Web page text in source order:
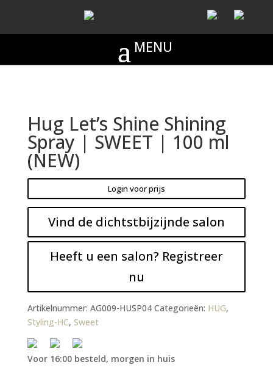
Hug Let’s Shine Shining
Spray | SWEET | 100 ml
(NEW)
Login voor prijs
Vind de dichtstbijzijnde salon
Heeft u een salon? Registreer
nu
Artikelnummer: AG009-HUSP04 Categorieën: HUG,
Styling-HC, Sweet
Voor 16:00 besteld, morgen in huis